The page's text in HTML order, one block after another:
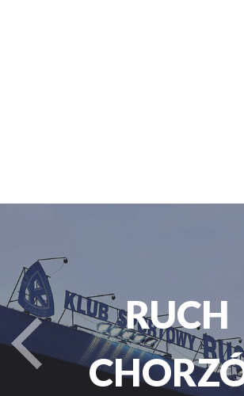
PARK
ŚLĄSKI